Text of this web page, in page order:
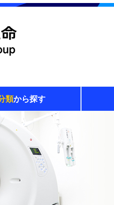
類から探す